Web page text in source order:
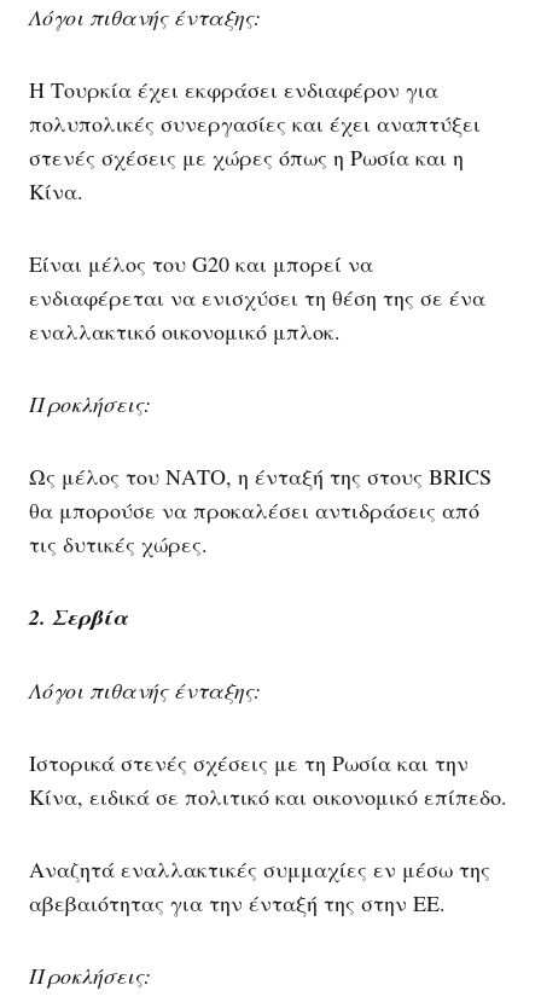
Λόγοι πιθανής ένταξης:
Η Τουρκία έχει εκφράσει ενδιαφέρον για
πολυπολικές συνεργασίες και έχει αναπτύξει
στενές σχέσεις με χώρες όπως η Ρωσία και η
Κίνα.
Είναι μέλος του G20 και μπορεί να
ενδιαφέρεται να ενισχύσει τη θέση της σε ένα
εναλλακτικό οικονομικό μπλοκ.
Προκλήσεις:
Ως μέλος του ΝΑΤΟ, η ένταξή της στους BRICS
θα μπορούσε να προκαλέσει αντιδράσεις από
τις δυτικές χώρες.
2. Σερβία
Λόγοι πιθανής ένταξης:
Ιστορικά στενές σχέσεις με τη Ρωσία και την
Κίνα, ειδικά σε πολιτικό και οικονομικό επίπεδο.
Αναζητά εναλλακτικές συμμαχίες εν μέσω της
αβεβαιότητας για την ένταξή της στην ΕΕ.
Προκλήσεις: